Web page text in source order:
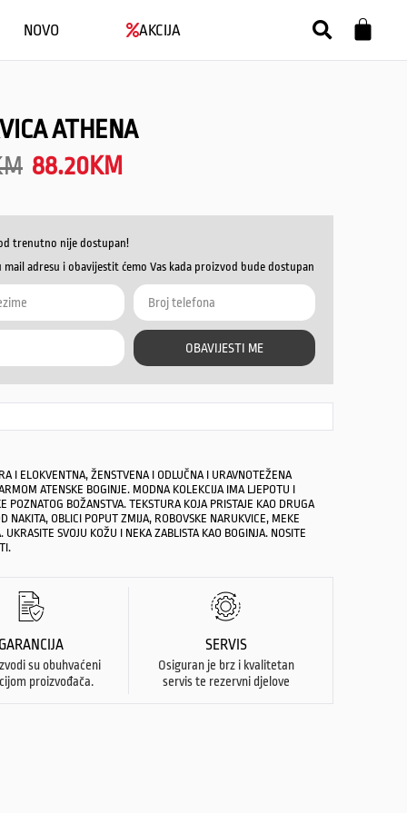
NOVO AKCIJA
ATHENA
88.20KM
trenutno nije dostupan!
mail adresu i obavijestit ćemo Vas kada proizvod bude dostupan
OBAVIJESTI ME
I ELOKVENTNA, ŽENSTVENA I ODLUČNA I URAVNOTEŽENA
ATENSKE BOGINJE. MODNA KOLEKCIJA IMA LJEPOTU I
POZNATOG BOŽANSTVA. TEKSTURA KOJA PRISTAJE KAO DRUGA
NAKITA, OBLICI POPUT ZMIJA, ROBOVSKE NARUKVICE, MEKE
UKRASITE SVOJU KOŽU I NEKA ZABLISTA KAO BOGINJA. NOSITE
su obuhvaćeni
proizvođača.
SERVIS
Osiguran je brz i kvalitetan
servis te rezervni djelove